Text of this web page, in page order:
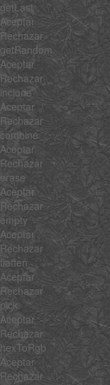
getLast
Aceptar
Rechazar
getRandom
Aceptar
Rechazar
include
Aceptar
Rechazar
combine
Aceptar
Rechazar
erase
Aceptar
Rechazar
empty
Aceptar
Rechazar
flatten
Aceptar
Rechazar
pick
Aceptar
Rechazar
hexToRgb
Aceptar
Rechazar